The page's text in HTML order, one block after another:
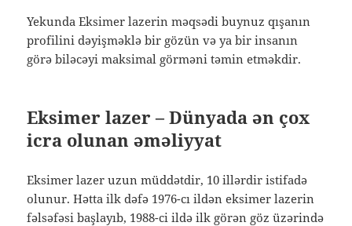
Yekunda Eksimer lazerin məqsədi buynuz qışanın
profilini dəyişməklə bir gözün və ya bir insanın
görə biləcəyi maksimal görməni təmin etməkdir.
Eksimer lazer – Dünyada ən çox
icra olunan əməliyyat
Eksimer lazer uzun müddətdir, 10 illərdir istifadə
olunur. Hətta ilk dəfə 1976-cı ildən eksimer lazerin
fəlsəfəsi başlayıb, 1988-ci ildə ilk görən göz üzərində